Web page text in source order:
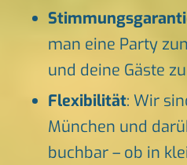
man eine Party
und deine Gäste
Flexibilität: Wir
München und
buchbar – ob in